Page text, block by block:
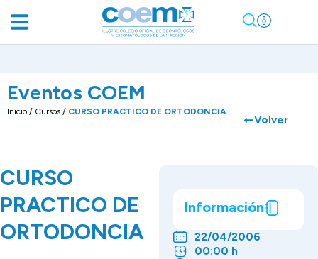
Eventos COEM
Inicio / Cursos / CURSO PRACTICO DE ORTODONCIA
Volver
CURSO
PRACTICO DE
ORTODONCIA
Información
22/04/2006
00:00 h